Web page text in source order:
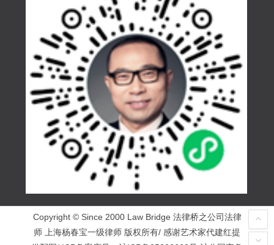
Copyright © Since 2000 Law Bridge 法律桥之公司法律
师 上海杨春宝一级律师 版权所有/ 感谢艺术家代建红提